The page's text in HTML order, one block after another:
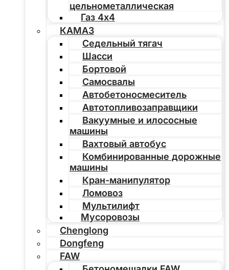
цельнометаллическая
Газ 4х4
КАМАЗ
Седельный тягач
Шасси
Бортовой
Самосвалы
Автобетоносмеситель
Автотопливозаправщики
Вакуумные и илососные
машины
Вахтовый автобус
Комбинированные дорожные
машины
Кран-манипулятор
Ломовоз
Мультилифт
Мусоровозы
Chenglong
Dongfeng
FAW